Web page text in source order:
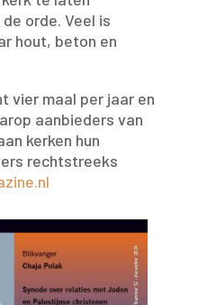
orde. Veel is
hout, beton en
vier maal per jaar en
aanbieders van
kerken hun
rechtstreeks